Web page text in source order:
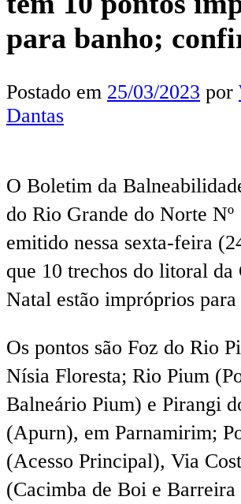
para banho;
Postado em 25/03/2023 por
Dantas
O Boletim da
do Rio Grande do Norte Nº
emitido nessa sexta-feira
que 10 trechos do litoral da
Natal estão impróprios para
Os pontos são Foz do Rio
Nísia Floresta; Rio Pium
Balneário Pium) e Pirangi
(Apurn), em Parnamirim;
(Acesso Principal), Via
(Cacimba de Boi e Barreira